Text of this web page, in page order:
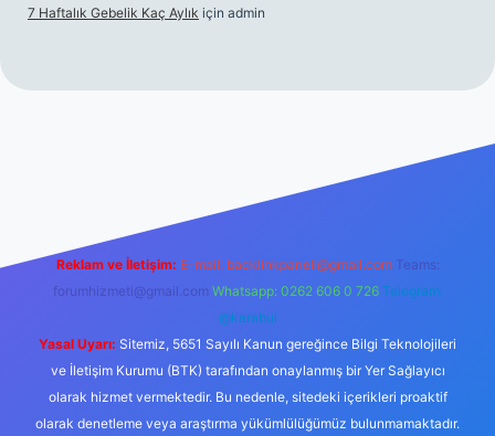
7 Haftalık Gebelik Kaç Aylık için admin
Reklam ve İletişim: E-mail: backlinkpaneli@gmail.com Teams:
forumhizmeti@gmail.com Whatsapp: 0262 606 0 726 Telegram:
@karabul
Yasal Uyarı: Sitemiz, 5651 Sayılı Kanun gereğince Bilgi Teknolojileri
ve İletişim Kurumu (BTK) tarafından onaylanmış bir Yer Sağlayıcı
olarak hizmet vermektedir. Bu nedenle, sitedeki içerikleri proaktif
olarak denetleme veya araştırma yükümlülüğümüz bulunmamaktadır.